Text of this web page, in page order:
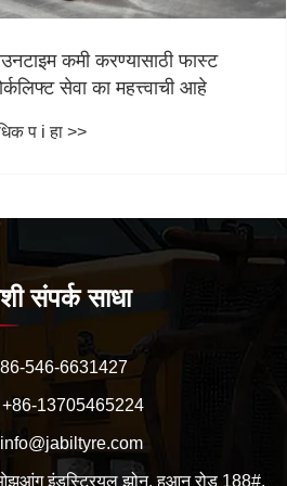
टायर ट्रीड किती प्रमाणात जीर्ण
शकतो आणि यापुढे वापरता येणार
प i हा >>
संपर्क साधा
546-6631427
+86-13705465224
info@jabiltyre.com
इंडस्ट्रियल झोन, हुआन रोड 188#,